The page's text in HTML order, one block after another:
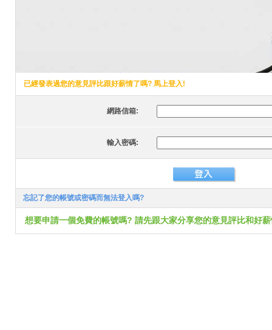
已經發表過您的意見評比跟好薪情了嗎? 馬上登入!
網路信箱:
輸入密碼:
忘記了您的帳號或密碼而無法登入嗎?
想要申請一個免費的帳號嗎? 請先跟大家分享您的意見評比和好